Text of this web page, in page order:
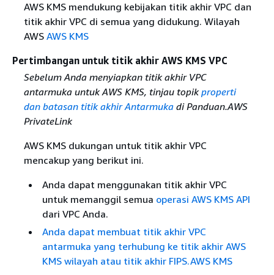
AWS KMS mendukung kebijakan titik akhir VPC dan
titik akhir VPC di semua yang didukung. Wilayah
AWS AWS KMS
Pertimbangan untuk titik akhir AWS KMS VPC
Sebelum Anda menyiapkan titik akhir VPC
antarmuka untuk AWS KMS, tinjau topikproperti
dan batasan titik akhir Antarmukadi Panduan.AWS
PrivateLink
AWS KMS dukungan untuk titik akhir VPC
mencakup yang berikut ini.
Anda dapat menggunakan titik akhir VPC
untuk memanggil semua operasi AWS KMS API
dari VPC Anda.
Anda dapat membuat titik akhir VPC
antarmuka yang terhubung ke titik akhir AWS
KMS wilayah atau titik akhir FIPS.AWS KMS